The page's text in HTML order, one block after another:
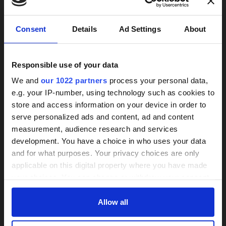
Consent Details Ad Settings About
Responsible use of your data
We and our 1022 partners process your personal data,
e.g. your IP-number, using technology such as cookies to
store and access information on your device in order to
serve personalized ads and content, ad and content
measurement, audience research and services
development. You have a choice in who uses your data
and for what purposes. Your privacy choices are only
applicable on this digital property where you have made
any time from the Cookie Declaration or by clicking on
Allow all
Weitere Services
Treppenlifte unverbindlich
vergleichen
Wir informieren zu Arten und Preisen
vergleichen
Bis zu 30 % sparen und 4.000 €
Zuschuss sichern
24h-Betreuungskraft
gesucht?
Über 800 Anbieter